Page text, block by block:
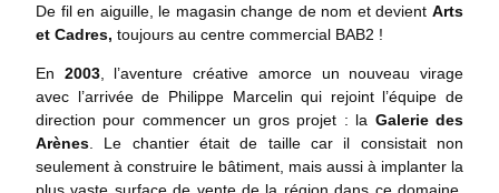
De fil en aiguille, le magasin change de nom et devient Arts
et Cadres, toujours au centre commercial BAB2 !
En 2003, l’aventure créative amorce un nouveau virage
avec l’arrivée de Philippe Marcelin qui rejoint l’équipe de
direction pour commencer un gros projet : la Galerie des
Arènes . Le chantier était de taille car il consistait non
seulement à construire le bâtiment, mais aussi à implanter la